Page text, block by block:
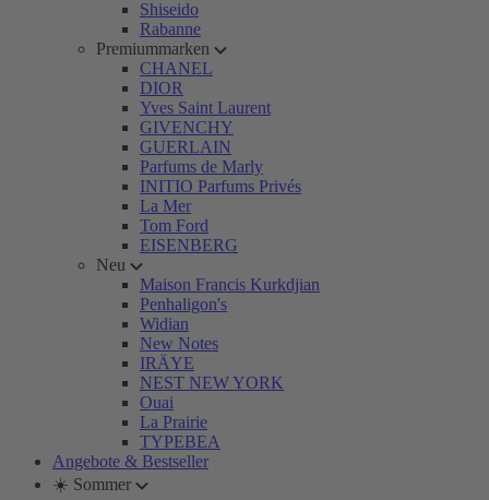
Shiseido
Rabanne
Premiummarken
CHANEL
DIOR
Yves Saint Laurent
GIVENCHY
GUERLAIN
Parfums de Marly
INITIO Parfums Privés
La Mer
Tom Ford
EISENBERG
Neu
Maison Francis Kurkdjian
Penhaligon's
Widian
New Notes
IRÄYE
NEST NEW YORK
Ouai
La Prairie
TYPEBEA
Angebote & Bestseller
☀️ Sommer